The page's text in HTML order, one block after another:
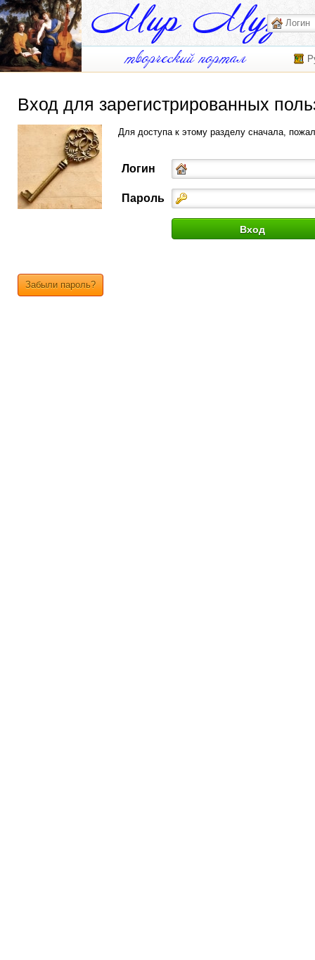
Вход для зарегистрированных
Для доступа к этому разделу сначала,
Логин
Пароль
Забыли пароль?